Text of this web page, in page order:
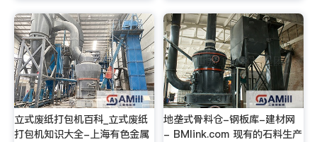
立式废纸打包机百科_立式废纸
打包机知识大全-上海有色金属
地垄式骨料仓-钢板库-建材网
- BMlink.com 现有的石料生产